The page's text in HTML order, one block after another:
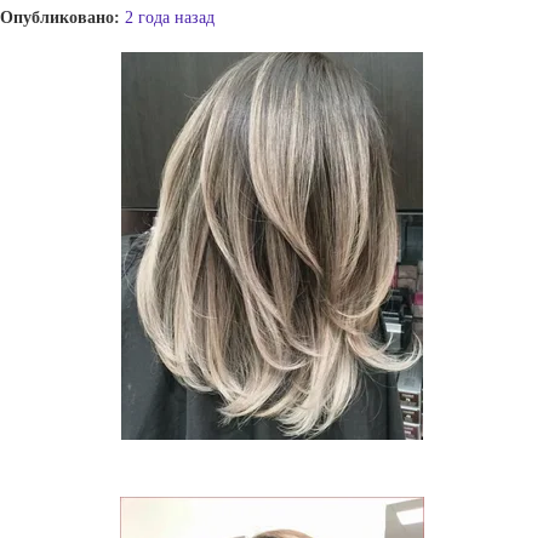
Опубликовано: 2 года назад